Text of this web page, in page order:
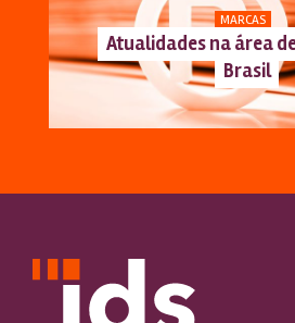
MARCAS
Atualidades na área
Brasil